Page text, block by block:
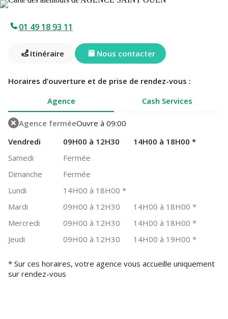
01 49 18 93 11
Itinéraire Nous contacter
Horaires d’ouverture et de prise de rendez-vous :
Agence
Cash Services
Agence ferméeOuvre à 09:00
Vendredi
09H00 à 12H30 14H00 à 18H00 *
Samedi
Fermée
Dimanche
Fermée
Lundi
14H00 à 18H00 *
Mardi
09H00 à 12H30 14H00 à 18H00 *
Mercredi
09H00 à 12H30 14H00 à 18H00 *
Jeudi
09H00 à 12H30 14H00 à 19H00 *
* Sur ces horaires, votre agence vous accueille uniquement
sur rendez-vous